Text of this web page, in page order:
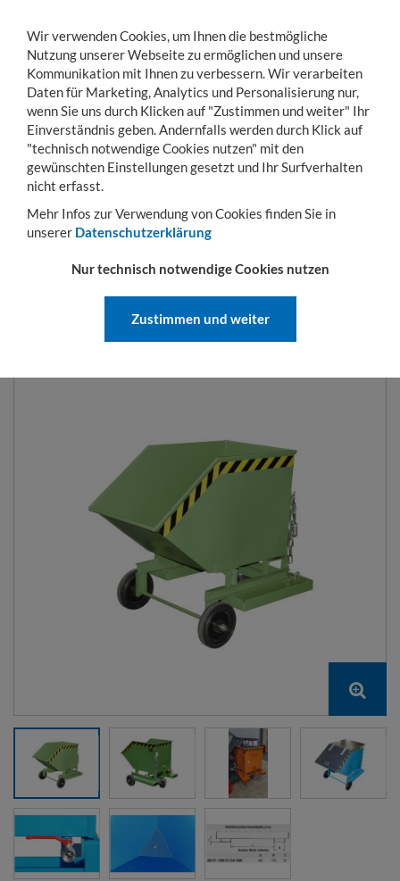
Toggle
navigation
MENÜ KONTO WARENKORB
Sie sind hier: Hubgeräte Sammelbehälter
KASTENWAGEN TYP SKW-ET 250
L | 1115 X 820 X 990 MM | RAL
Wir verwenden Cookies, um Ihnen die bestmögliche
Nutzung unserer Webseite zu ermöglichen und unsere
Kommunikation mit Ihnen zu verbessern. Wir verarbeiten
Daten für Marketing, Analytics und Personalisierung nur,
wenn Sie uns durch Klicken auf "Zustimmen und weiter" Ihr
Einverständnis geben. Andernfalls werden durch Klick auf
"technisch notwendige Cookies nutzen" mit den
gewünschten Einstellungen gesetzt und Ihr Surfverhalten
nicht erfasst.
Mehr Infos zur Verwendung von Cookies finden Sie in
unserer Datenschutzerklärung
Nur technisch notwendige Cookies nutzen
Zustimmen und weiter